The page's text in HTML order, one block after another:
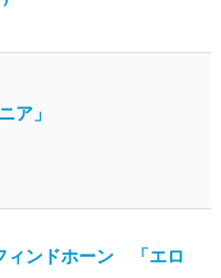
ア」
ィンドホーン 「エロ